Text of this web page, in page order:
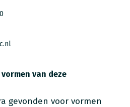
van deze
gevonden voor vormen